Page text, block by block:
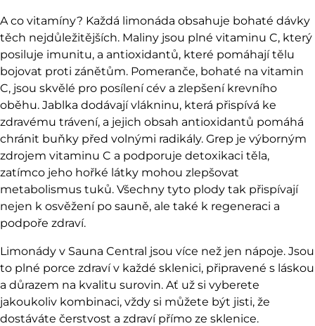
A co vitamíny? Každá limonáda obsahuje bohaté dávky
těch nejdůležitějších. Maliny jsou plné vitaminu C, který
posiluje imunitu, a antioxidantů, které pomáhají tělu
bojovat proti zánětům. Pomeranče, bohaté na vitamin
C, jsou skvělé pro posílení cév a zlepšení krevního
oběhu. Jablka dodávají vlákninu, která přispívá ke
zdravému trávení, a jejich obsah antioxidantů pomáhá
chránit buňky před volnými radikály. Grep je výborným
zdrojem vitaminu C a podporuje detoxikaci těla,
zatímco jeho hořké látky mohou zlepšovat
metabolismus tuků. Všechny tyto plody tak přispívají
nejen k osvěžení po sauně, ale také k regeneraci a
podpoře zdraví.
Limonády v Sauna Central jsou více než jen nápoje. Jsou
to plné porce zdraví v každé sklenici, připravené s láskou
a důrazem na kvalitu surovin. Ať už si vyberete
jakoukoliv kombinaci, vždy si můžete být jisti, že
dostáváte čerstvost a zdraví přímo ze sklenice.